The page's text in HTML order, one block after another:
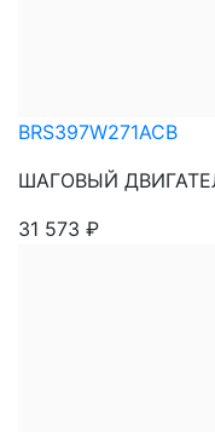
BRS397W271ACB
ШАГОВЫЙ
31 573 ₽